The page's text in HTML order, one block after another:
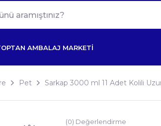
AMBALAJ MARKETİ
Pet Sarkap 3000 ml 11 Adet Kolili
(0) Değerlendirme